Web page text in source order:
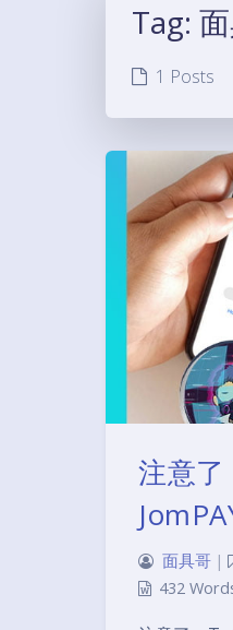
Tag:
1 Posts
注意
面具哥 |
432